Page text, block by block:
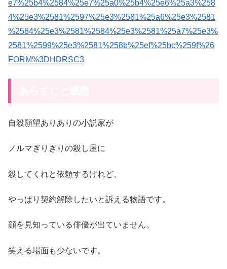
e7%25b4%2584%25e7%25a0%25b4%25e6%25a3%258
4%25e3%2581%2597%25e3%2581%25a6%25e3%2581
%2584%25e3%2581%2584%25e3%2581%25a7%25e3%
2581%2599%25e3%2581%258b%25ef%25bc%259f%26
FORM%3DHDRSC3
自殺願望ありありの小説家が
ノルマぎりぎりの殺し屋に
殺してくれと依頼するけれど、
やっぱり契約解除したいと訴える物語です。
顔を見知っている俳優が出ていません。
笑える場面も少ないです。